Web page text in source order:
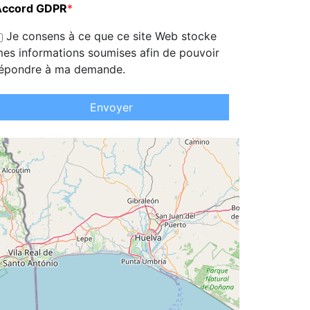
GDPR*
Je consens à ce que ce site Web stocke
informations soumises afin de pouvoir
à ma demande.
Envoyer